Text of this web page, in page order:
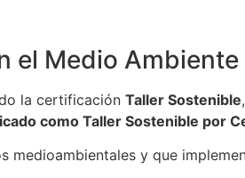
el Medio Ambiente
la certificación Taller Sostenible
como Taller Sostenible por
medioambientales y que